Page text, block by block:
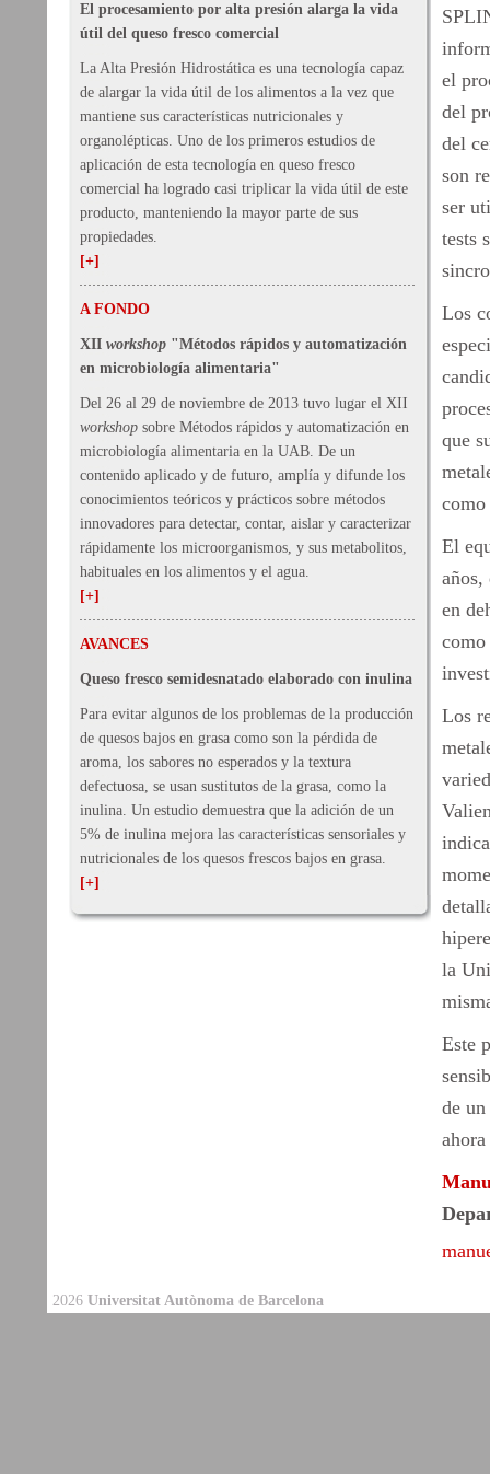
El procesamiento por alta presión alarga la vida
útil del queso fresco comercial
La Alta Presión Hidrostática es una tecnología capaz
de alargar la vida útil de los alimentos a la vez que
mantiene sus características nutricionales y
organolépticas. Uno de los primeros estudios de
aplicación de esta tecnología en queso fresco
comercial ha logrado casi triplicar la vida útil de este
producto, manteniendo la mayor parte de sus
propiedades.
[+]
A FONDO
XII workshop "Métodos rápidos y automatización
en microbiología alimentaria"
Del 26 al 29 de noviembre de 2013 tuvo lugar el XII
workshop sobre Métodos rápidos y automatización en
microbiología alimentaria en la UAB. De un
contenido aplicado y de futuro, amplía y difunde los
conocimientos teóricos y prácticos sobre métodos
innovadores para detectar, contar, aislar y caracterizar
rápidamente los microorganismos, y sus metabolitos,
habituales en los alimentos y el agua.
[+]
AVANCES
Queso fresco semidesnatado elaborado con inulina
Para evitar algunos de los problemas de la producción
de quesos bajos en grasa como son la pérdida de
aroma, los sabores no esperados y la textura
defectuosa, se usan sustitutos de la grasa, como la
inulina. Un estudio demuestra que la adición de un
5% de inulina mejora las características sensoriales y
nutricionales de los quesos frescos bajos en grasa.
[+]
el
del
del
son
ser
tests
Los
que
El
años,
en
Los
la
Este
de
2026 Universitat Autònoma de Barcelona